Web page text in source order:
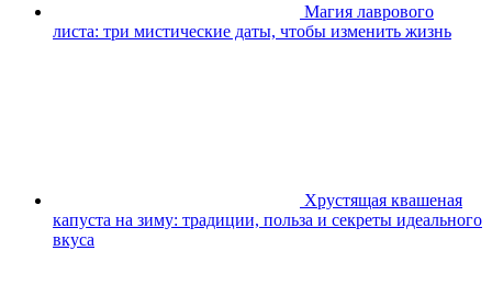
Магия лаврового
листа: три мистические даты, чтобы изменить жизнь
Хрустящая квашеная
капуста на зиму: традиции, польза и секреты идеального
вкуса